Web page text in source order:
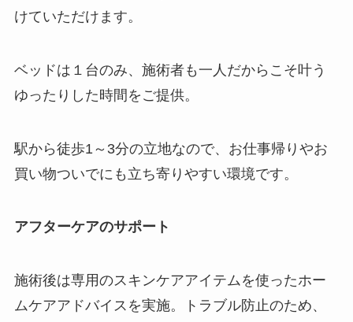
けていただけます。
ベッドは１台のみ、施術者も一人だからこそ叶う
ゆったりした時間をご提供。
駅から徒歩1～3分の立地なので、お仕事帰りやお
買い物ついでにも立ち寄りやすい環境です。
アフターケアのサポート
施術後は専用のスキンケアアイテムを使ったホー
ムケアアドバイスを実施。トラブル防止のため、